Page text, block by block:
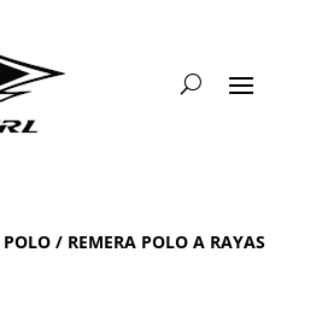
POLO/ REMERA POLO A RAYAS